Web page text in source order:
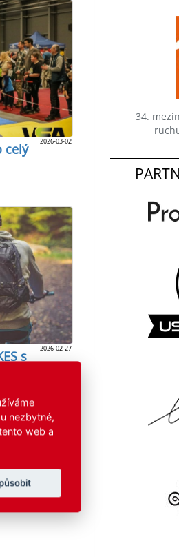
2026-03-02
celý
2026-02-27
s
34.
nezbytné,
web a